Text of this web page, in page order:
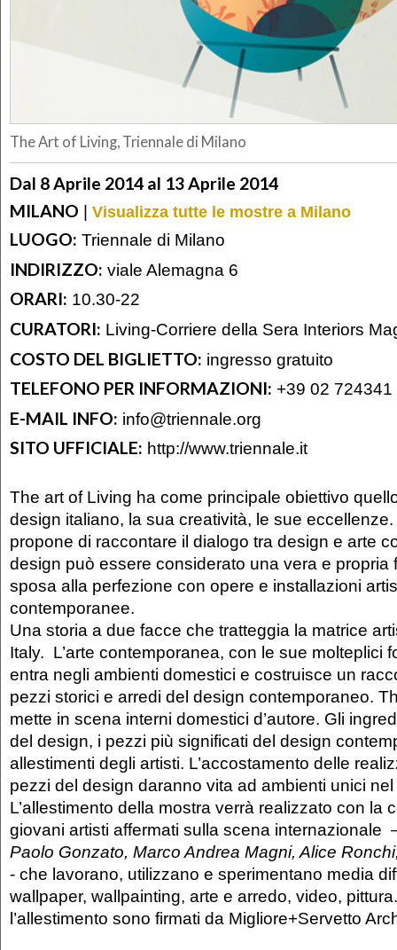
The Art of Living, Triennale di Milano
Dal 8 Aprile 2014 al 13 Aprile 2014
MILANO | Visualizza tutte le mostre a Milano
LUOGO: Triennale di Milano
INDIRIZZO: viale Alemagna 6
ORARI: 10.30-22
CURATORI: Living-Corriere della Sera Interiors
COSTO DEL BIGLIETTO: ingresso gratuito
TELEFONO PER INFORMAZIONI: +39 02 724341
E-MAIL INFO: info@triennale.org
SITO UFFICIALE: http://www.triennale.it
The art of Living ha come principale obiettivo
design italiano, la sua creatività, le sue
propone di raccontare il dialogo tra design e arte
design può essere considerato una vera e propria
sposa alla perfezione con opere e installazioni
contemporanee.
Una storia a due facce che tratteggia la matrice
Italy. L’arte contemporanea, con le sue molteplici
entra negli ambienti domestici e costruisce un
pezzi storici e arredi del design contemporaneo.
mette in scena interni domestici d’autore. Gli
del design, i pezzi più significati del design
allestimenti degli artisti. L’accostamento delle
pezzi del design daranno vita ad ambienti unici
L’allestimento della mostra verrà realizzato con la
giovani artisti affermati sulla scena internazionale
Paolo Gonzato, Marco Andrea Magni, Alice
- che lavorano, utilizzano e sperimentano media
wallpaper, wallpainting, arte e arredo, video,
l’allestimento sono firmati da Migliore+Servetto